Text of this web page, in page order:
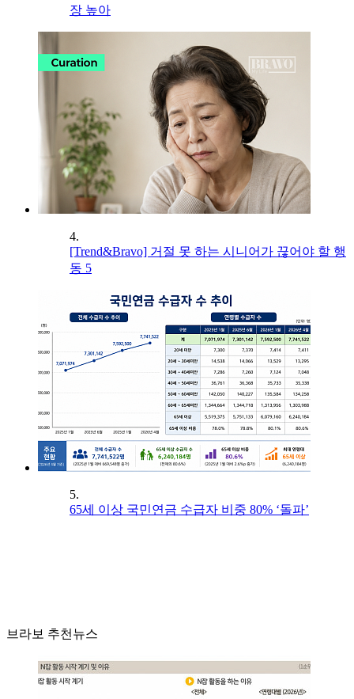
장 높아
4.
[Trend&Bravo] 거절 못 하는 시니어가 끊어야 할 행
동 5
5.
65세 이상 국민연금 수급자 비중 80% ‘돌파’
브라보 추천뉴스